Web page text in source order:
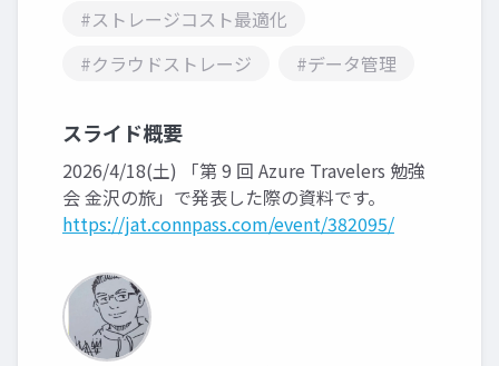
#ストレージコスト最適化
#クラウドストレージ
#データ管理
スライド概要
2026/4/18(土) 「第 9 回 Azure Travelers 勉強
会 金沢の旅」で発表した際の資料です。
https://jat.connpass.com/event/382095/